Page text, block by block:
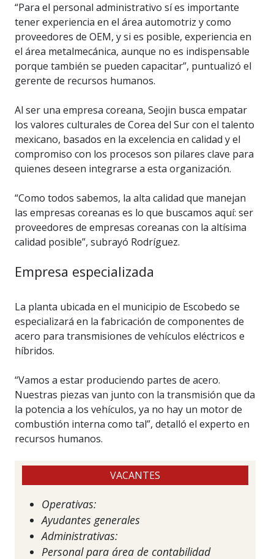
“Para el personal administrativo sí es importante
tener experiencia en el área automotriz y como
proveedores de OEM, y si es posible, experiencia en
el área metalmecánica, aunque no es indispensable
porque también se pueden capacitar”, puntualizó el
gerente de recursos humanos.
Al ser una empresa coreana, Seojin busca empatar
los valores culturales de Corea del Sur con el talento
mexicano, basados en la excelencia en calidad y el
compromiso con los procesos son pilares clave para
quienes deseen integrarse a esta organización.
“Como todos sabemos, la alta calidad que manejan
las empresas coreanas es lo que buscamos aquí: ser
proveedores de empresas coreanas con la altísima
calidad posible”, subrayó Rodríguez.
Empresa especializada
La planta ubicada en el municipio de Escobedo se
especializará en la fabricación de componentes de
acero para transmisiones de vehículos eléctricos e
híbridos.
“Vamos a estar produciendo partes de acero.
Nuestras piezas van junto con la transmisión que da
la potencia a los vehículos, ya no hay un motor de
combustión interna como tal”, detalló el experto en
recursos humanos.
VACANTES
Operativas:
Ayudantes generales
Administrativas:
Personal para área de contabilidad